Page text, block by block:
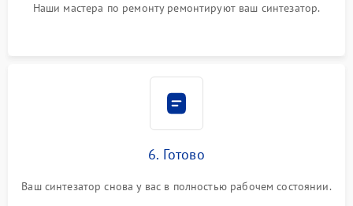
Наши мастера по ремонту ремонтируют ваш синтезатор.
6. Готово
Ваш синтезатор снова у вас в полностью рабочем состоянии.